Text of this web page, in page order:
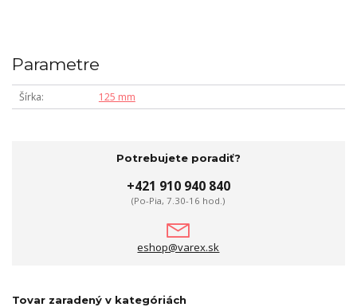
Parametre
Šírka 125 mm
Potrebujete poradiť?
+421 910 940 840
(Po-Pia, 7.30-16 hod.)
eshop@varex.sk
Tovar zaradený v kategóriách